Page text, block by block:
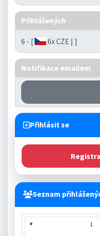
Přihlášených
6 - [ 6x CZE | ]
Notifikace emailem
Přihlásit se
Seznam
# 1